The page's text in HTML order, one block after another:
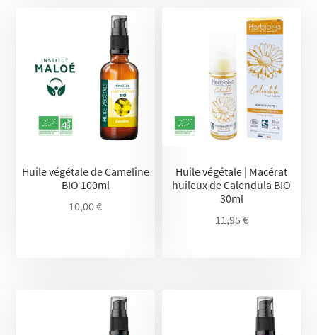
Huile végétale de Cameline
BIO 100ml
10,00€
Huile végétale | Macérat
huileux de Calendula BIO
30ml
11,95 €